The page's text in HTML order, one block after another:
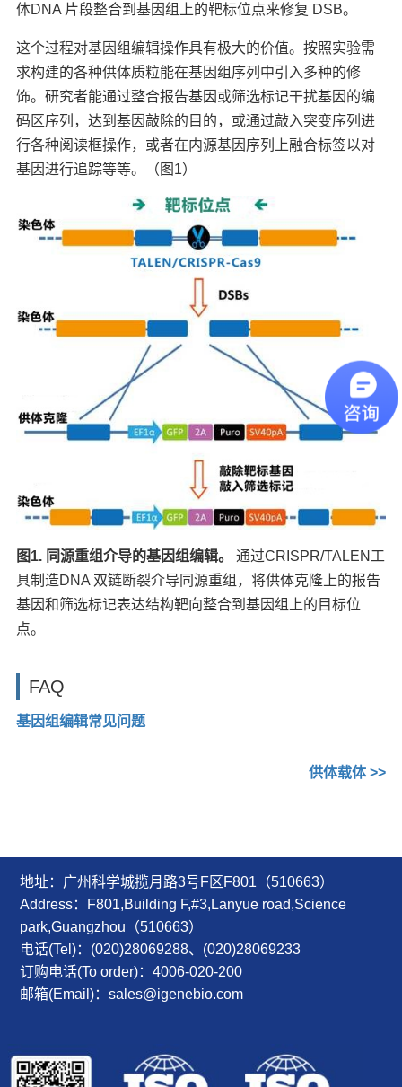
体DNA 片段整合到基因组上的靶标位点来修复 DSB。
这个过程对基因组编辑操作具有极大的价值。按照实验需
求构建的各种供体质粒能在基因组序列中引入多种的修
饰。研究者能通过整合报告基因或筛选标记干扰基因的编
码区序列，达到基因敲除的目的，或通过敲入突变序列进
行各种阅读框操作，或者在内源基因序列上融合标签以对
基因进行追踪等等。（图1）
图1. 同源重组介导的基因组编辑。
通过CRISPR/TALEN工
具制造DNA 双链断裂介导同源重组，将供体克隆上的报告
基因和筛选标记表达结构靶向整合到基因组上的目标位
点。
FAQ
基因组编辑常见问题
供体载体 >>
地址：广州科学城揽月路3号F区F801（510663）
Address：F801,Building F,#3,Lanyue road,Science
park,Guangzhou（510663）
电话(Tel)：(020)28069288、(020)28069233
订购电话(To order)：4006-020-200
邮箱(Email)：sales@igenebio.com